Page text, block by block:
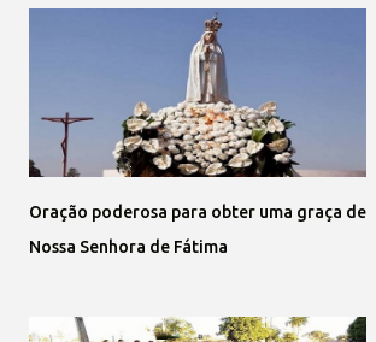
Oração poderosa para obter uma graça de
Nossa Senhora de Fátima